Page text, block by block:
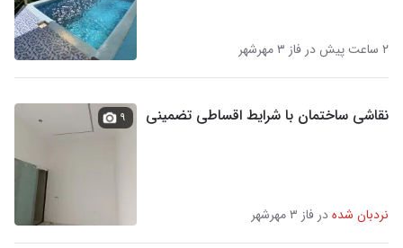
۲ ساعت پیش در فاز ۳ مهرشهر
نقاشی ساختمان با شرایط اقساطی تضمینی
نردبان شدهدر فاز ۳ مهرشهر
۹